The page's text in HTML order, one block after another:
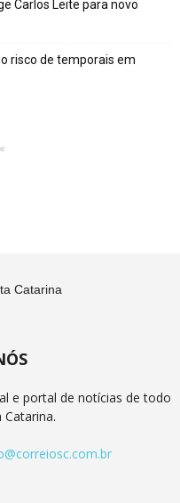
Carlos Leite para novo
risco de temporais em
e portal de notícias de todo
Catarina.